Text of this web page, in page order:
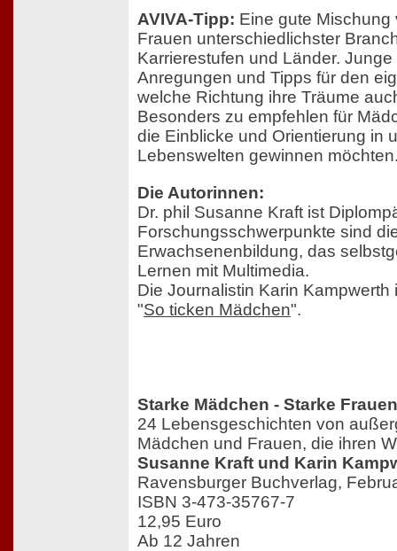
AVIVA-Tipp: Eine gute
Frauen unterschiedlichster
Karrierestufen und Länder.
Anregungen und Tipps für den
welche Richtung ihre Träume
Besonders zu empfehlen für
die Einblicke und Orientierung in
Lebenswelten gewinnen
Die Autorinnen:
Dr. phil Susanne Kraft ist
Forschungsschwerpunkte sind
Erwachsenenbildung, das
Lernen mit Multimedia.
Die Journalistin Karin Kampwerth
"So ticken Mädchen".
Starke Mädchen - Starke Frauen
24 Lebensgeschichten von
Mädchen und Frauen, die ihren
Susanne Kraft und Karin
Ravensburger Buchverlag,
ISBN 3-473-35767-7
12,95 Euro
Ab 12 Jahren